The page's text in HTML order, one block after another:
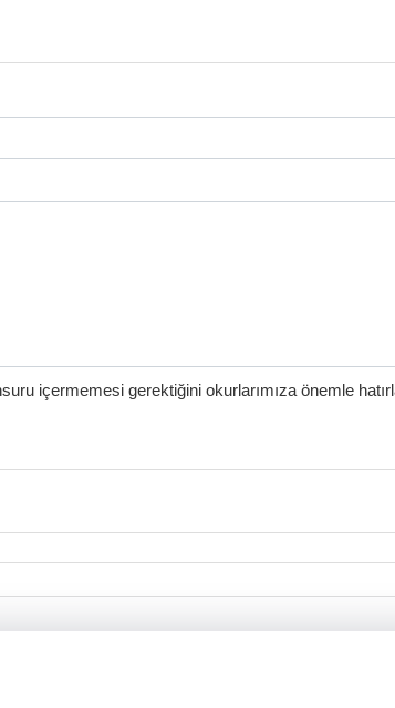
içermemesi gerektiğini okurlarımıza önemle